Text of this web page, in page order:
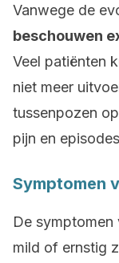
Vanwege de
beschouwen
Veel patiënten
niet meer
tussenpozen
pijn en
Symptomen
De symptomen
mild of ernstig